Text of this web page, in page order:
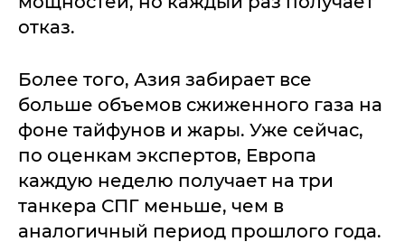
отказ.
Более того, Азия забирает все
больше объемов сжиженного газа на
фоне тайфунов и жары. Уже сейчас,
по оценкам экспертов, Европа
каждую неделю получает на три
танкера СПГ меньше, чем в
аналогичный период прошлого года.